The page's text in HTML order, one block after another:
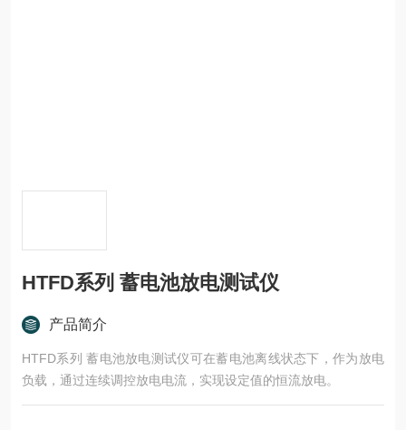
HTFD系列 蓄电池放电测试仪
产品简介
HTFD系列 蓄电池放电测试仪可在蓄电池离线状态下，作为放电
负载，通过连续调控放电电流，实现设定值的恒流放电。